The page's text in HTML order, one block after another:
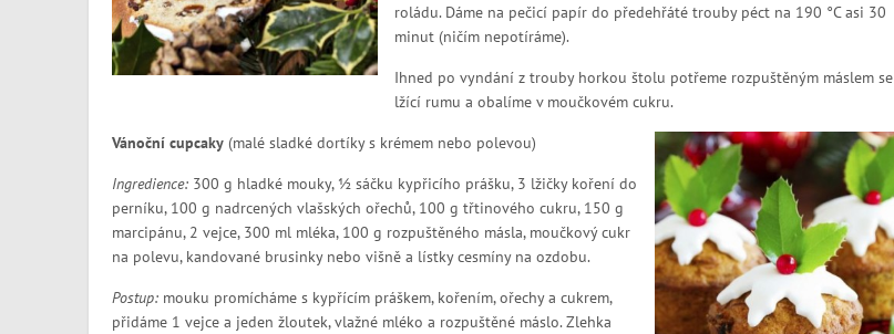
roládu. Dáme na pečicí papír do předehřáté trouby péct na 190 °C asi 30
minut (ničím nepotíráme).
Ihned po vyndání z trouby horkou štolu potřeme rozpuštěným máslem se
lžící rumu a obalíme v moučkovém cukru.
Vánoční cupcaky(malé sladké dortíky s krémem nebo polevou)
Ingredience:300 g hladké mouky, ½ sáčku kypřicího prášku, 3 lžičky koření do
perníku, 100 g nadrcených vlašských ořechů, 100 g třtinového cukru, 150 g
marcipánu, 2 vejce, 300 ml mléka, 100 g rozpuštěného másla, moučkový cukr
na polevu, kandované brusinky nebo višně a lístky cesmíny na ozdobu.
Postup:mouku promícháme s kypřícím práškem, kořením, ořechy a cukrem,
přidáme 1 vejce a jeden žloutek, vlažné mléko a rozpuštěné máslo. Zlehka